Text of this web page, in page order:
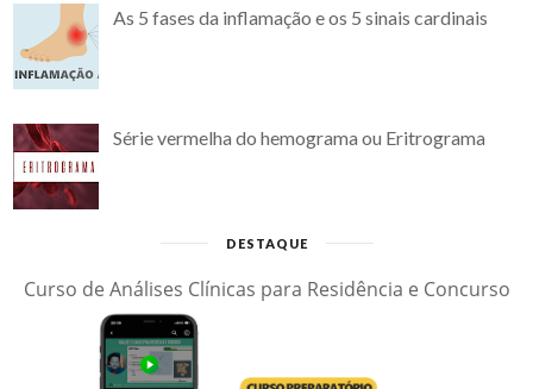
As 5 fases da inflamação e os 5 sinais cardinais
Série vermelha do hemograma ou Eritrograma
DESTAQUE
Curso de Análises Clínicas para Residência e Concurso